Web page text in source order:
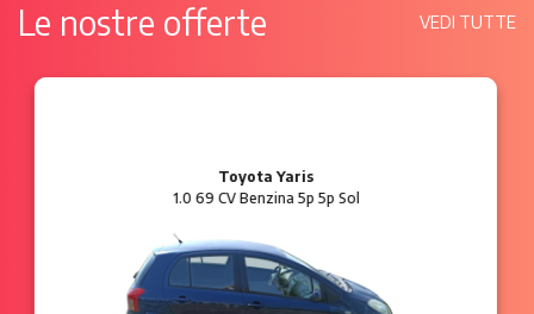
Le nostre offerte VEDI TUTTE
Ford Ka
1.2 8V 69 CV Benzina 3p Plus